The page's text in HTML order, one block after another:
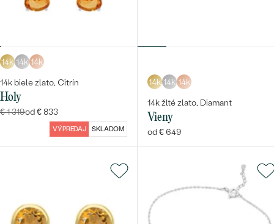
14k 14k 14k
14k biele zlato, Citrín
Holy
€ 1 319od € 833
VÝPREDAJ SKLADOM
14k 14k 14k
14k žlté zlato, Diamant
Vieny
od € 649